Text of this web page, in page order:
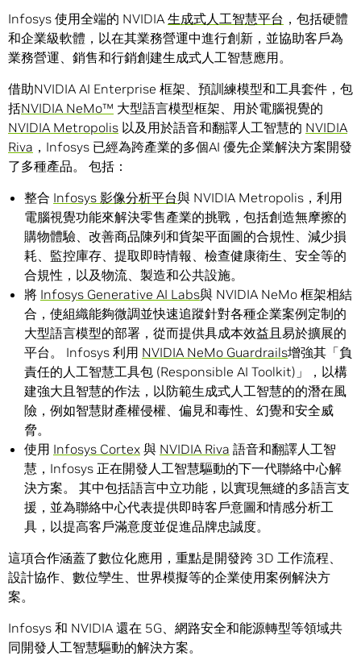
Infosys 使用全端的 NVIDIA 生成式人工智慧平台 ，包括硬體
和企業級軟體，以在其業務營運中進行創新，並協助客戶為
業務營運、銷售和行銷創建生成式人工智慧應用。
借助NVIDIA AI Enterprise 框架、預訓練模型和工具套件，包
括NVIDIA NeMo™ 大型語言模型框架、用於電腦視覺的
NVIDIA Metropolis 以及用於語音和翻譯人工智慧的 NVIDIA
Riva ，Infosys 已經為跨產業的多個AI 優先企業解決方案開發
了多種產品。 包括：
整合 Infosys 影像分析平台與 NVIDIA Metropolis，利用
電腦視覺功能來解決零售產業的挑戰，包括創造無摩擦的
購物體驗、改善商品陳列和貨架平面圖的合規性、減少損
耗、監控庫存、提取即時情報、檢查健康衛生、安全等的
合規性，以及物流、製造和公共設施。
將 Infosys Generative AI Labs與 NVIDIA NeMo 框架相結
合，使組織能夠微調並快速追蹤針對各種企業案例定制的
大型語言模型的部署，從而提供具成本效益且易於擴展的
平台。 Infosys 利用 NVIDIA NeMo Guardrails增強其「負
責任的人工智慧工具包 (Responsible AI Toolkit)」，以構
建強大且智慧的作法，以防範生成式人工智慧的的潛在風
險，例如智慧財產權侵權、偏見和毒性、幻覺和安全威
脅。
使用 Infosys Cortex 與 NVIDIA Riva 語音和翻譯人工智
慧，Infosys 正在開發人工智慧驅動的下一代聯絡中心解
決方案。 其中包括語言中立功能，以實現無縫的多語言支
援，並為聯絡中心代表提供即時客戶意圖和情感分析工
具，以提高客戶滿意度並促進品牌忠誠度。
這項合作涵蓋了數位化應用，重點是開發跨 3D 工作流程、
設計協作、數位孿生、世界模擬等的企業使用案例解決方
案。
Infosys 和 NVIDIA 還在 5G、網路安全和能源轉型等領域共
同開發人工智慧驅動的解決方案。